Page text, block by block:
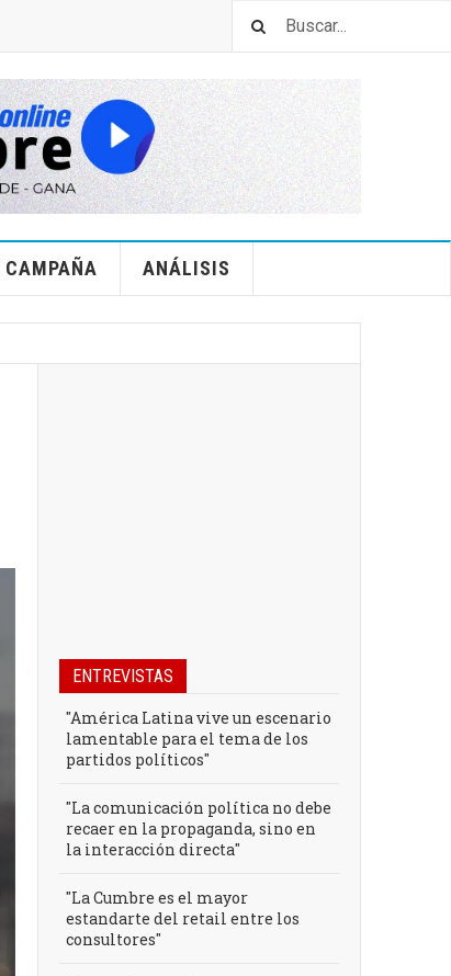
CAMPAÑA ANÁLISIS
ENTREVISTAS
"América Latina vive un escenario
lamentable para el tema de los
partidos políticos"
"La comunicación política no debe
recaer en la propaganda, sino en
la interacción directa"
"La Cumbre es el mayor
estandarte del retail entre los
consultores"